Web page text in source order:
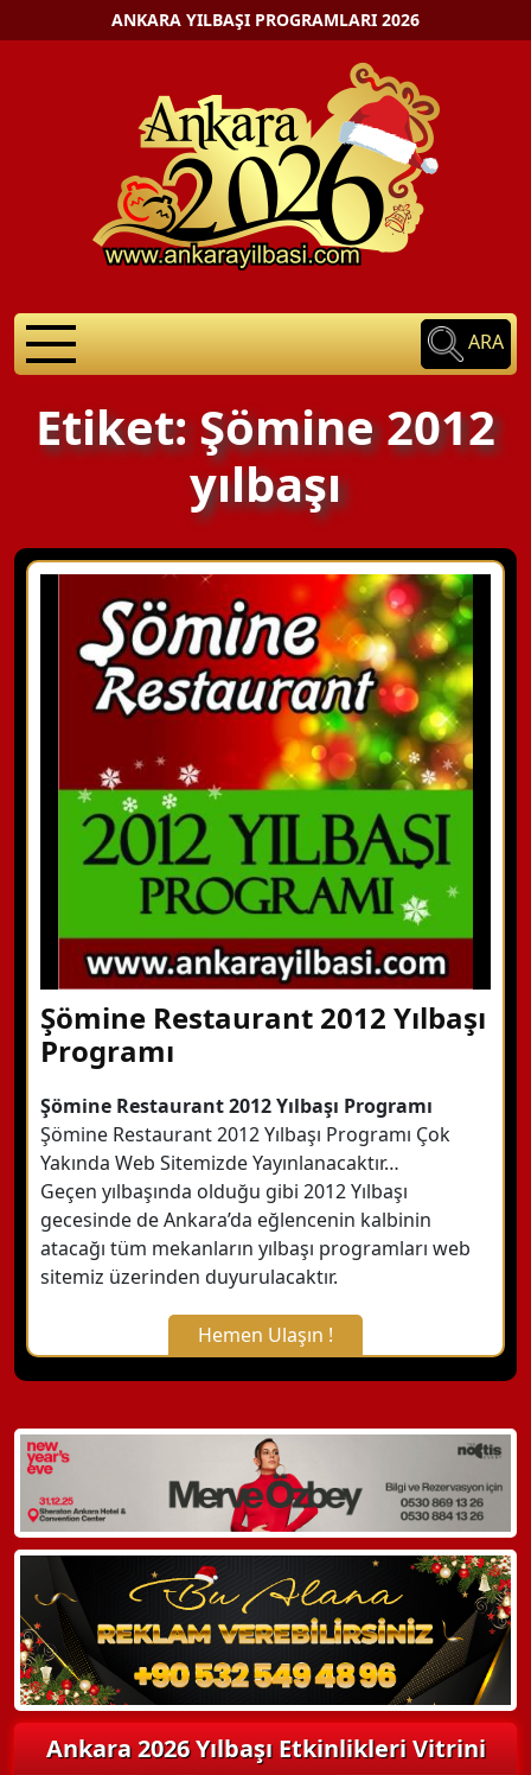
ANKARA YILBAŞI PROGRAMLARI 2026
ARA
Etiket: Şömine 2012
yılbaşı
Şömine Restaurant 2012 Yılbaşı
Programı
Şömine Restaurant 2012 Yılbaşı Programı
Şömine Restaurant 2012 Yılbaşı Programı Çok
Yakında Web Sitemizde Yayınlanacaktır…
Geçen yılbaşında olduğu gibi 2012 Yılbaşı
gecesinde de Ankara’da eğlencenin kalbinin
atacağı tüm mekanların yılbaşı programları web
sitemiz üzerinden duyurulacaktır.
Hemen Ulaşın !
X Kapat
WhatsApp ile Bilgi Alın
Hemen Arayın
Detaylı Bilgi Alın
Ankara 2026 Yılbaşı Etkinlikleri Vitrini